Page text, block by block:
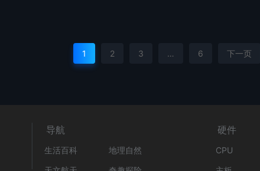
1 2 3 … 6 下一页
导航
生活百科
地理自然
硬件
CPU